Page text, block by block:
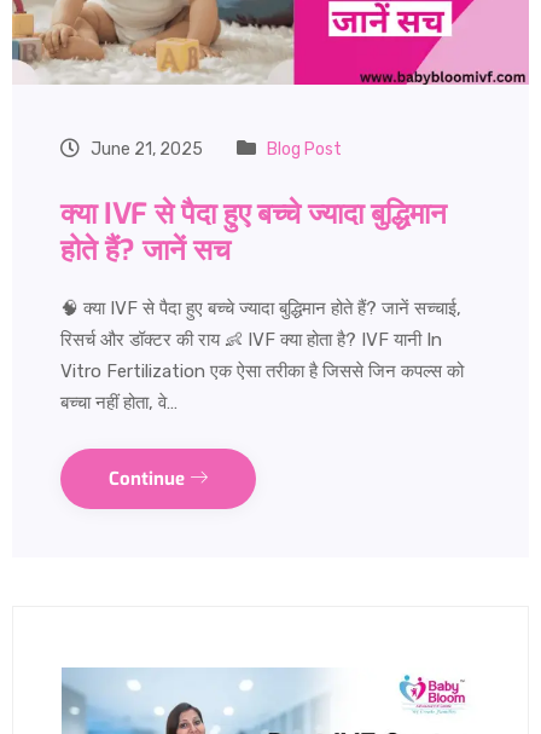
June 21, 2025 Blog Post
क्या IVF से पैदा हुए बच्चे ज्यादा बुद्धिमान
होते हैं? जानें सच
🧠 क्या IVF से पैदा हुए बच्चे ज्यादा बुद्धिमान होते हैं? जानें सच्चाई,
रिसर्च और डॉक्टर की राय 👶 IVF क्या होता है? IVF यानी In
Vitro Fertilization एक ऐसा तरीका है जिससे जिन कपल्स को
बच्चा नहीं होता, वे…
Continue